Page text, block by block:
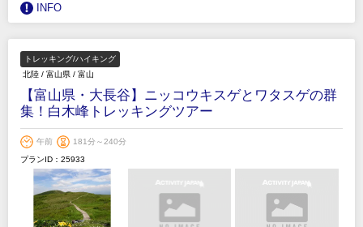
INFO
トレッキング/ハイキング
北陸 / 富山県 / 富山
【富山県・大長谷】ニッコウキスゲとワタスゲの群
集！白木峰トレッキングツアー
午前
181分～240分
プランID：25933